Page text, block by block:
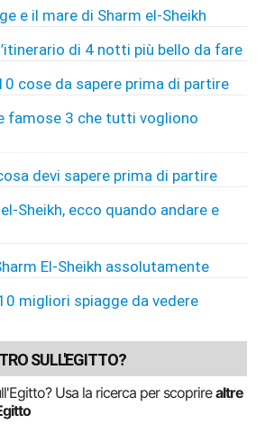
e il mare di Sharm el-Sheikh
di 4 notti più bello da fare
cose da sapere prima di partire
famose 3 che tutti vogliono
devi sapere prima di partire
Sheikh, ecco quando andare e
El-Sheikh assolutamente
migliori spiagge da vedere
SULL'EGITTO?
Usa la ricerca per scoprirealtre